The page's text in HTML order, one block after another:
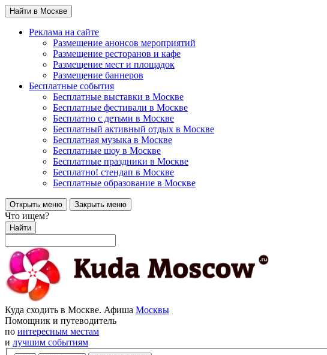
Найти в Москве
Реклама на сайте
Размещение анонсов мероприятий
Размещение ресторанов и кафе
Размещение мест и площадок
Размещение баннеров
Бесплатные события
Бесплатные выставки в Москве
Бесплатные фестивали в Москве
Бесплатно с детьми в Москве
Бесплатный активный отдых в Москве
Бесплатная музыка в Москве
Бесплатные шоу в Москве
Бесплатные праздники в Москве
Бесплатно! стендап в Москве
Бесплатные образование в Москве
Открыть меню Закрыть меню
Что ищем?
Найти
Куда сходить в Москве. Афиша Москвы
Помощник и путеводитель
по интересным местам
и лучшим событиям